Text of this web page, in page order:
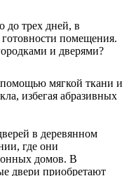
до трех дней, в
помещения.
и дверями?
помощью мягкой ткани и
избегая абразивных
в деревянном
где они
домов. В
двери приобретают